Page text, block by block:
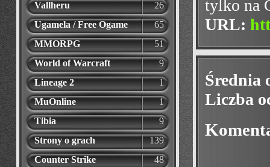
Vallheru
26
Ugamela / Free Ogame
65
MMORPG
51
World of Warcraft
9
Lineage 2
1
MuOnline
1
Tibia
9
Strony o grach
139
Counter Strike
48
tylko na
URL:
Średnia
Liczba